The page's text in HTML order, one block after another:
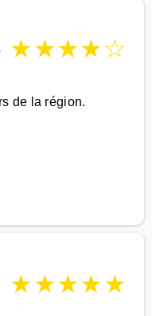
★★★★☆
de la région.
★★★★★